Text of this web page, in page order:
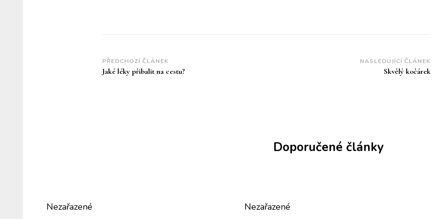
Navigace
příspěvku
PŘEDCHOZÍ ČLÁNEK
Jaké léky přibalit na cestu?
NASLEDUJÍCÍ ČLÁNEK
Skvělý kočárek
Doporučené články
Nezařazené Nezařazené